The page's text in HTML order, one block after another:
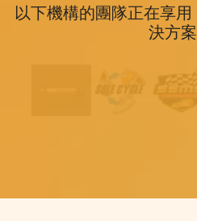
以下機構的團隊正在享
決方案